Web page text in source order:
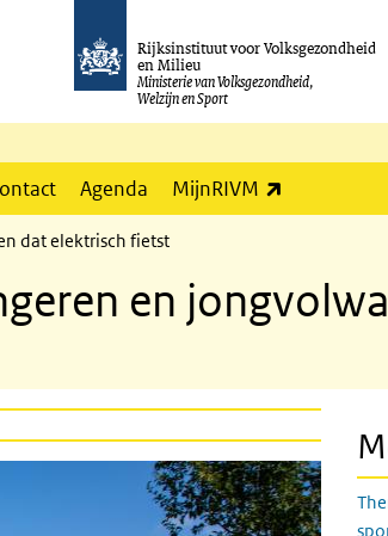
Rijksinstituut voor Volksgezondheid
en Milieu
Ministerie van Volksgezondheid,
Welzijn en Sport
Agenda MijnRIVM
dat elektrisch fietst
en